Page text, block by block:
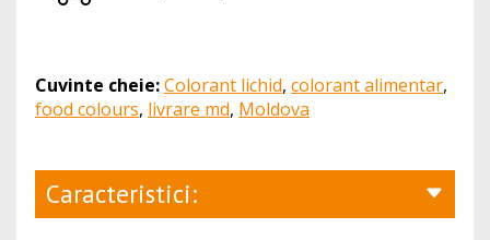
Cuvinte cheie:Colorant lichid, colorant alimentar,
food colours, livrare md, Moldova
Caracteristici: